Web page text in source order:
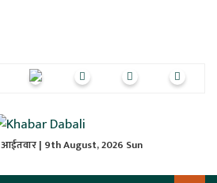
आईतवार | 9th August, 2026 Sun